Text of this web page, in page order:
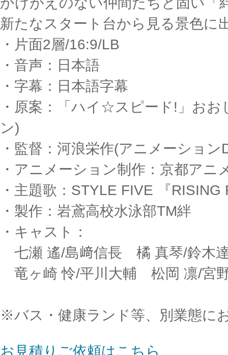
新たなスタート台から見る景色に
・片面2層/16:9/LB
・音声：日本語
・字幕：日本語字幕
・原案：「ハイ☆スピード!」お
ン)
・監督：河浪栄作(アニメーション
・アニメーション制作：京都ア
・主題歌：STYLE FIVE 『
・製作：岩鳶高校水泳部TM絆
・キャスト：
七瀬 遙/島﨑信長 橘 真琴/鈴
竜ヶ崎 怜/平川大輔 松岡 凛/宮
※バス・健康ランド等、別業態に
お見積りご依頼はこちら